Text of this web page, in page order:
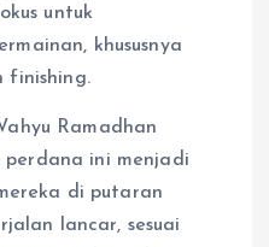
untuk
khususnya
finishing.
Ramadhan
ini menjadi
di putaran
lancar, sesuai